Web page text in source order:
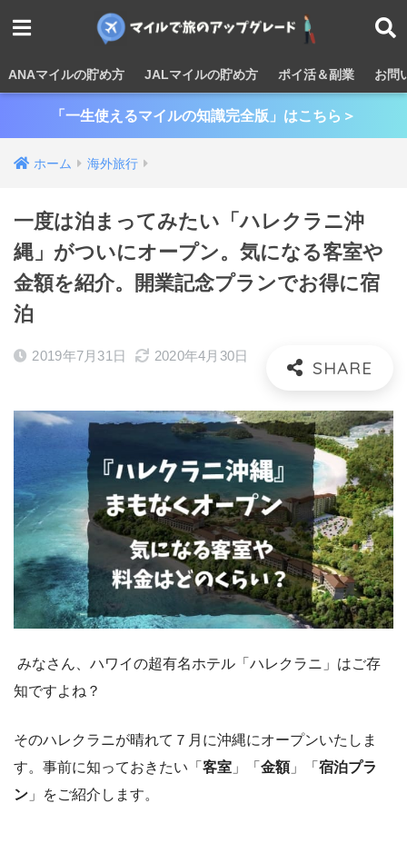
ANAマイルの貯め方 JALマイルの貯め方 ポイ活＆副業 お問
「一生使えるマイルの知識完全版」はこちら＞
ホーム 海外旅行
一度は泊まってみたい「ハレクラニ沖
縄」がついにオープン。気になる客室や
金額を紹介。開業記念プランでお得に宿
泊
2019年7月31日 2020年4月30日
みなさん、ハワイの超有名ホテル「ハレクラニ」はご存
知ですよね？
そのハレクラニが晴れて７月に沖縄にオープンいたしま
す。事前に知っておきたい「 客室 」「 金額」「 宿泊プラ
ン 」をご紹介します。